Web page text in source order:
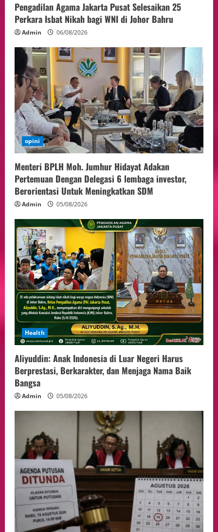
Pengadilan Agama Jakarta Pusat Selesaikan 25
Perkara Isbat Nikah bagi WNI di Johor Bahru
Admin 06/08/2026
opini
Menteri BPLH Moh. Jumhur Hidayat Adakan
Pertemuan Dengan Delegasi 6 lembaga investor,
Berorientasi Untuk Meningkatkan SDM
Admin 05/08/2026
Health
Aliyuddin: Anak Indonesia di Luar Negeri Harus
Berprestasi, Berkarakter, dan Menjaga Nama Baik
Bangsa
Admin 05/08/2026